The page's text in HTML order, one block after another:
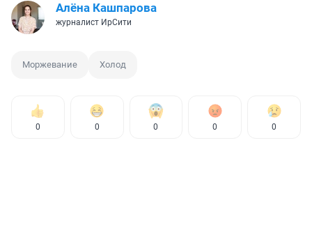
Алёна Кашпарова
журналист ИрСити
Моржевание Холод
0 0 0 0 0